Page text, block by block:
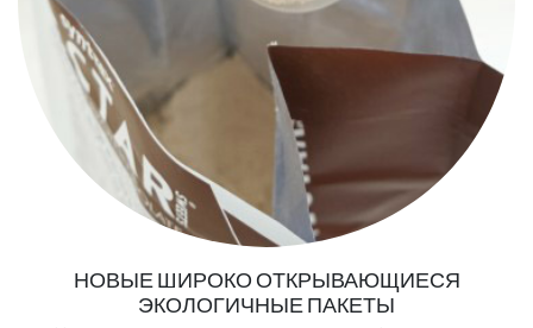
НОВЫЕ ШИРОКО ОТКРЫВАЮЩИЕСЯ
ЭКОЛОГИЧНЫЕ ПАКЕТЫ